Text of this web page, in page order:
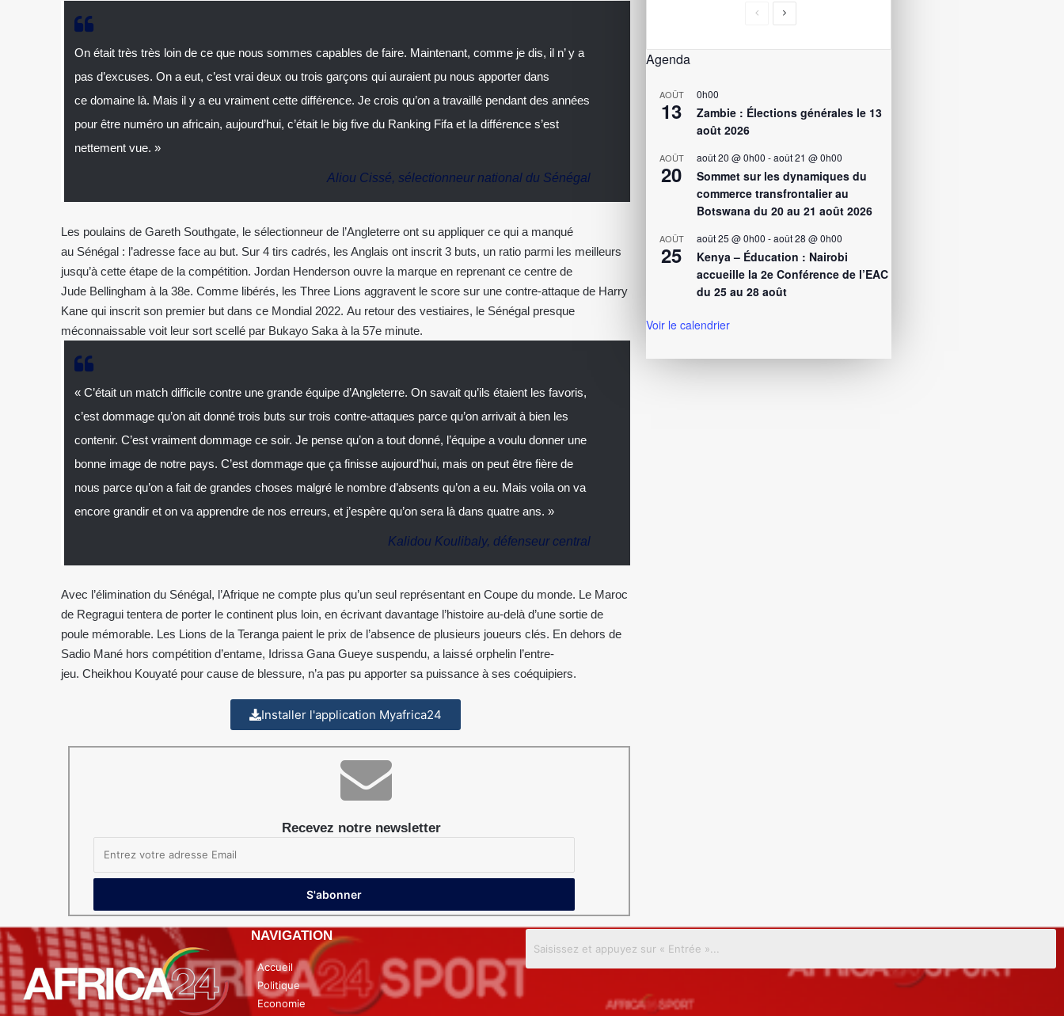
On était très très loin de ce que nous sommes capables de faire. Maintenant, comme je dis, il n’ y a
pas d’excuses. On a eut, c’est vrai deux ou trois garçons qui auraient pu nous apporter dans
ce domaine là. Mais il y a eu vraiment cette différence. Je crois qu’on a travaillé pendant des années
pour être numéro un africain, aujourd’hui, c’était le big five du Ranking Fifa et la différence s’est
nettement vue. »
Aliou Cissé, sélectionneur national du Sénégal
Les poulains de Gareth Southgate, le sélectionneur de l’Angleterre ont su appliquer ce qui a manqué
au Sénégal : l’adresse face au but. Sur 4 tirs cadrés, les Anglais ont inscrit 3 buts, un ratio parmi les meilleurs
jusqu’à cette étape de la compétition. Jordan Henderson ouvre la marque en reprenant ce centre de
Jude Bellingham à la 38e. Comme libérés, les Three Lions aggravent le score sur une contre-attaque de Harry
Kane qui inscrit son premier but dans ce Mondial 2022. Au retour des vestiaires, le Sénégal presque
méconnaissable voit leur sort scellé par Bukayo Saka à la 57e minute.
« C’était un match difficile contre une grande équipe d’Angleterre. On savait qu’ils étaient les favoris,
c’est dommage qu’on ait donné trois buts sur trois contre-attaques parce qu’on arrivait à bien les
contenir. C’est vraiment dommage ce soir. Je pense qu’on a tout donné, l’équipe a voulu donner une
bonne image de notre pays. C’est dommage que ça finisse aujourd’hui, mais on peut être fière de
nous parce qu’on a fait de grandes choses malgré le nombre d’absents qu’on a eu. Mais voila on va
encore grandir et on va apprendre de nos erreurs, et j’espère qu’on sera là dans quatre ans. »
Kalidou Koulibaly, défenseur central
Avec l’élimination du Sénégal, l’Afrique ne compte plus qu’un seul représentant en Coupe du monde. Le Maroc
de Regragui tentera de porter le continent plus loin, en écrivant davantage l’histoire au-delà d’une sortie de
poule mémorable. Les Lions de la Teranga paient le prix de l’absence de plusieurs joueurs clés. En dehors de
Sadio Mané hors compétition d’entame, Idrissa Gana Gueye suspendu, a laissé orphelin l’entre-
jeu. Cheikhou Kouyaté pour cause de blessure, n’a pas pu apporter sa puissance à ses coéquipiers.
Installer l'application Myafrica24
Recevez notre newsletter
Agenda
AOÛT
13
0h00
Zambie : Élections générales le 13
août 2026
AOÛT
20
août 20 @ 0h00 -août 21 @ 0h00
Sommet sur les dynamiques du
commerce transfrontalier au
Botswana du 20 au 21 août 2026
AOÛT
25
août 25 @ 0h00 -août 28 @ 0h00
Kenya – Éducation : Nairobi
accueille la 2e Conférence de l’EAC
du 25 au 28 août
Voir le calendrier
NAVIGATION
Accueil
Politique
Economie